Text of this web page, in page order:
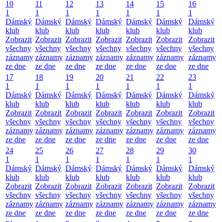
10
1
Dámský
klub
Zobrazit
všechny
záznamy
ze dne
11
1
Dámský
klub
Zobrazit
všechny
záznamy
ze dne
12
1
Dámský
klub
Zobrazit
všechny
záznamy
ze dne
13
1
Dámský
klub
Zobrazit
všechny
záznamy
ze dne
14
1
Dámský
klub
Zobrazit
všechny
záznamy
ze dne
15
1
Dámský
klub
Zobrazit
všechny
záznamy
ze dne
16
1
Dámský
klub
Zobrazit
všechny
záznamy
ze dne
17
1
Dámský
klub
Zobrazit
všechny
záznamy
ze dne
18
1
Dámský
klub
Zobrazit
všechny
záznamy
ze dne
19
1
Dámský
klub
Zobrazit
všechny
záznamy
ze dne
20
1
Dámský
klub
Zobrazit
všechny
záznamy
ze dne
21
1
Dámský
klub
Zobrazit
všechny
záznamy
ze dne
22
1
Dámský
klub
Zobrazit
všechny
záznamy
ze dne
23
1
Dámský
klub
Zobrazit
všechny
záznamy
ze dne
24
1
Dámský
klub
Zobrazit
všechny
záznamy
ze dne
25
1
Dámský
klub
Zobrazit
všechny
záznamy
ze dne
26
1
Dámský
klub
Zobrazit
všechny
záznamy
ze dne
27
1
Dámský
klub
Zobrazit
všechny
záznamy
ze dne
28
1
Dámský
klub
Zobrazit
všechny
záznamy
ze dne
29
1
Dámský
klub
Zobrazit
všechny
záznamy
ze dne
30
1
Dámský
klub
Zobrazit
všechny
záznamy
ze dne